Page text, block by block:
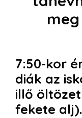
7:50-kor
diák az
illő
fekete alj).